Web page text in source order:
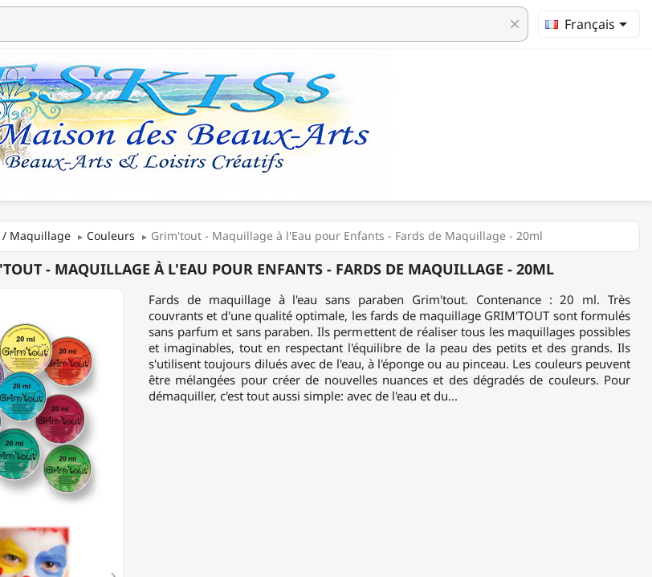
clear Français
/ Maquillage Couleurs Grim'tout - Maquillage à l'Eau pour Enfants - Fards de Maquillage - 20ml
- MAQUILLAGE À L'EAU POUR ENFANTS - FARDS DE MAQUILLAGE - 20ML
Fards de maquillage à l'eau sans paraben Grim'tout. Contenance : 20 ml. Très
couvrants et d'une qualité optimale, les fards de maquillage GRIM'TOUT sont formulés
sans parfum et sans paraben. Ils permettent de réaliser tous les maquillages possibles
et imaginables, tout en respectant l'équilibre de la peau des petits et des grands. Ils
s'utilisent toujours dilués avec de l'eau, à l'éponge ou au pinceau. Les couleurs peuvent
être mélangées pour créer de nouvelles nuances et des dégradés de couleurs. Pour
démaquiller, c'est tout aussi simple: avec de l'eau et du...